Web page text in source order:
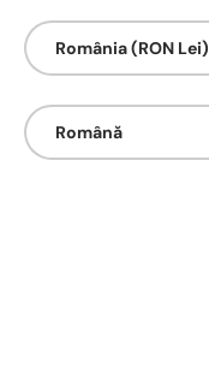
Țarǎ/Regiune
România (RON Lei)
Limbā
Română